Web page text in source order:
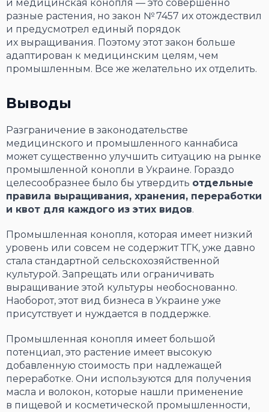
и медицинская конопля — это совершенно
разные растения, но закон № 7457 их отождествил
и предусмотрел единый порядок
их выращивания. Поэтому этот закон больше
адаптирован к медицинским целям, чем
промышленным. Все же желательно их отделить.
Выводы
Разграничение в законодательстве
медицинского и промышленного каннабиса
может существенно улучшить ситуацию на рынке
промышленной конопли в Украине. Гораздо
целесообразнее было бы утвердить отдельные
правила выращивания, хранения, переработки
и квот для каждого из этих видов.
Промышленная конопля, которая имеет низкий
уровень или совсем не содержит ТГК, уже давно
стала стандартной сельскохозяйственной
культурой. Запрещать или ограничивать
выращивание этой культуры необоснованно.
Наоборот, этот вид бизнеса в Украине уже
присутствует и нуждается в поддержке.
Промышленная конопля имеет большой
потенциал, это растение имеет высокую
добавленную стоимость при надлежащей
переработке. Они используются для получения
масла и волокон, которые нашли применение
в пищевой и косметической промышленности,